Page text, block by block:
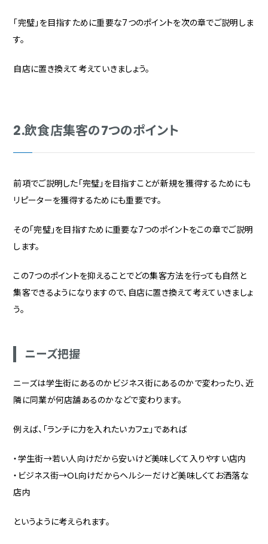
「完璧」を目指すために重要な7つのポイントを次の章でご説明しま
す。
自店に置き換えて考えていきましょう。
2.飲食店集客の7つのポイント
前項でご説明した「完璧」を目指すことが新規を獲得するためにも
リピーターを獲得するためにも重要です。
その「完璧」を目指すために重要な7つのポイントをこの章でご説明
します。
この7つのポイントを抑えることでどの集客方法を行っても自然と
集客できるようになりますので、自店に置き換えて考えていきましょ
う。
ニーズ把握
ニーズは学生街にあるのかビジネス街にあるのかで変わったり、近
隣に同業が何店舗あるのかなどで変わります。
例えば、「ランチに力を入れたいカフェ」であれば
・学生街→若い人向けだから安いけど美味しくて入りやすい店内
・ビジネス街→OL向けだからヘルシーだけど美味しくてお洒落な
店内
というように考えられます。